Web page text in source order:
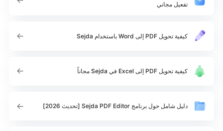
تفعيل مجاني
كيفية تحويل PDF إلى Word باستخدام Sejda
كيفية تحويل PDF إلى Excel في Sejda مجاناً
دليل شامل حول برنامج Sejda PDF Editor [تحديث 2026]